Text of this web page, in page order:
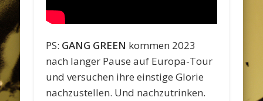
PS: GANG GREEN kommen 2023
nach langer Pause auf Europa-Tour
und versuchen ihre einstige Glorie
nachzustellen. Und nachzutrinken.